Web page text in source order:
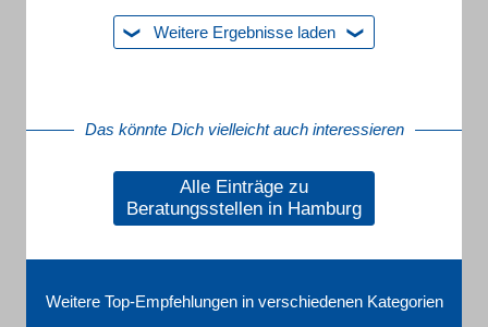
Weitere Ergebnisse laden
Das könnte Dich vielleicht auch interessieren
Alle Einträge zu
Beratungsstellen in Hamburg
Weitere Top-Empfehlungen in verschiedenen Kategorien